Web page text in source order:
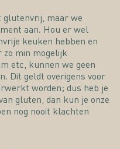
glutenvrij, maar we
aan. Hou er wel
keuken hebben en
zo min mogelijk
etc, kunnen we geen
Dit geldt overigens voor
worden; dus heb je
gluten, dan kun je onze
nog nooit klachten